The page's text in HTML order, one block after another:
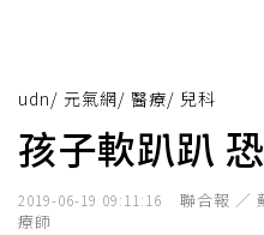
udn/ 元氣網/ 醫療/ 兒科
孩子軟趴趴
2019-06-19 09:11:16
聯合報 ／
療師